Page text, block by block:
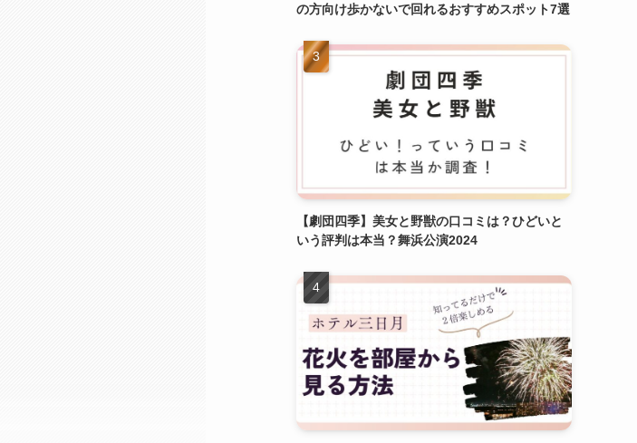
の方向け歩かないで回れるおすすめスポット7選
【劇団四季】美女と野獣の口コミは？ひどいと
いう評判は本当？舞浜公演2024